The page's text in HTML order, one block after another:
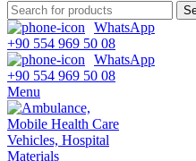
WhatsApp
+90 554 969 50 08
WhatsApp
+90 554 969 50 08
Menu